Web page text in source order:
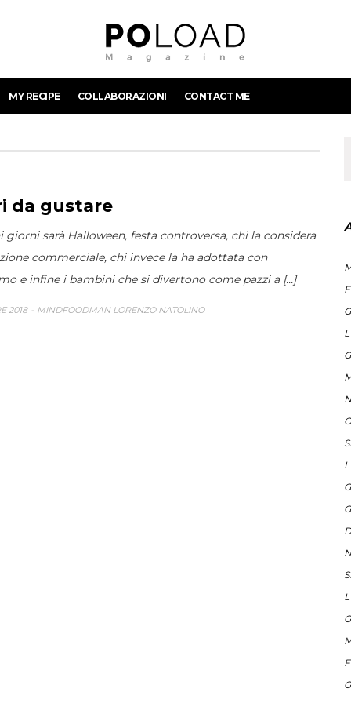
MY RECIPE COLLABORAZIONI CONTACT ME
da gustare
giorni sarà Halloween, festa controversa, chi la considera
commerciale, chi invece la ha adottata con
e infine i bambini che si divertono come pazzi a [...]
2018 MINDFOODMAN LORENZO NATOLINO